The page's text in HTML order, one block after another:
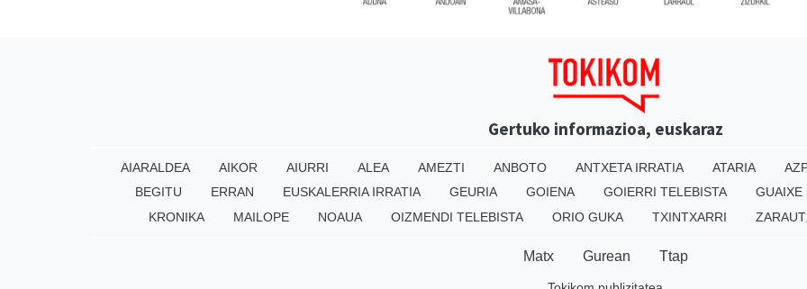
Gertuko informazioa, euskaraz
AIARALDEA AIKOR AIURRI ALEA AMEZTI ANBOTO ANTXETA IRRATIA ATARIA
BEGITU
ERRAN EUSKALERRIA IRRATIA GEURIA GOIENA GOIERRI TELEBISTA GUAIXE
KRONIKA
MAILOPE NOAUA OIZMENDI TELEBISTA ORIO GUKA TXINTXARRI
Matx Gurean Ttap